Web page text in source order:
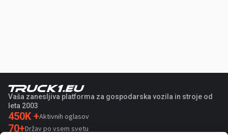
Vaša zanesljiva platforma za gospodarska vozila in stroje od
leta 2003
450K +Aktivnih oglasov
70+Držav po vsem svetu